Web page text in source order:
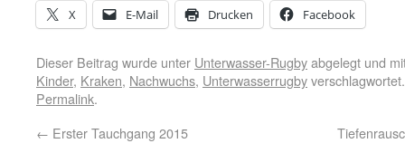
X E-Mail Drucken Facebook
Dieser Beitrag wurde unter Unterwasser-Rugbyabgelegt und
Kinder, Kraken, Nachwuchs, Unterwasserrugby
Permalink.
← Erster Tauchgang 2015